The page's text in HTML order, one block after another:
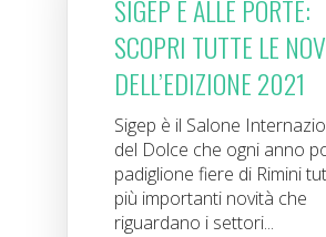
SIGEP È ALLE PORTE:
SCOPRI TUTTE LE
DELL’EDIZIONE 2021
Sigep è il Salone
del Dolce che ogni anno
padiglione fiere di Rimini
più importanti novità che
riguardano i settori...